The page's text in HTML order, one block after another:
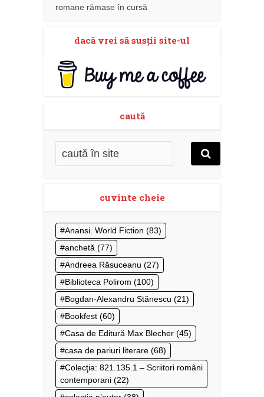
romane rămase în cursă
dacă vrei să susţii site-ul
caută
cuvinte cheie
Anansi. World Fiction (83)
anchetă (77)
Andreea Răsuceanu (27)
Biblioteca Polirom (100)
Bogdan-Alexandru Stănescu (21)
Bookfest (60)
Casa de Editură Max Blecher (45)
casa de pariuri literare (68)
Colecţia: 821.135.1 – Scriitori români
contemporani (22)